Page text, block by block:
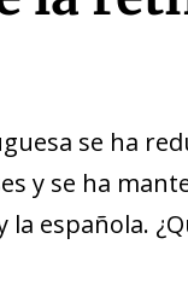
se ha
y se ha
española.